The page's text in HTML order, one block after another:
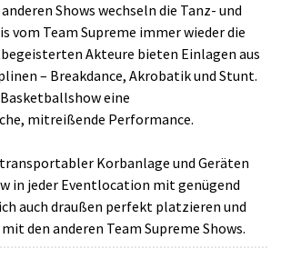
Shows wechseln die Tanz- und
vom Team Supreme immer wieder die
Akteure bieten Einlagen aus
– Breakdance, Akrobatik und Stunt.
eine
mitreißende Performance.
Korbanlage und Geräten
in jeder Eventlocation mit genügend
auch draußen perfekt platzieren und
den anderen Team Supreme Shows.